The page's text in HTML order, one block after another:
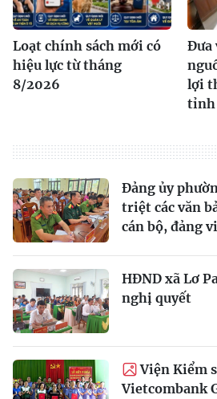
Loạt chính sách mới có
hiệu lực từ tháng
8/2026
Đưa
lợi
tỉnh
Đảng ủy
triệt các văn
cán bộ, đảng
HĐND xã Lơ
nghị quyết
Viện Kiểm
Vietcombank